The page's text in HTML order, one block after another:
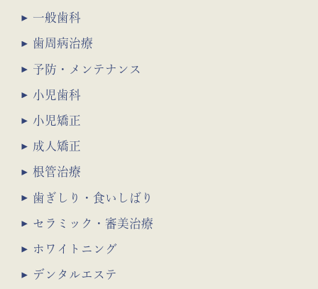
一般歯科
セラミック・審美治療
歯周病治療
ホワイトニング
予防・メンテナンス
デンタルエステ
小児歯科
小児矯正
成人矯正
根管治療
歯ぎしり・食いしばり